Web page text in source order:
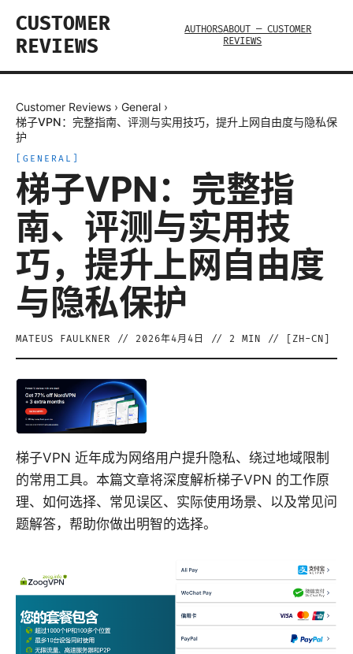
CUSTOMER
REVIEWS
AUTHORSABOUT — CUSTOMER
REVIEWS
Customer Reviews › General ›
梯子VPN：完整指南、评测与实用技巧，提升上网自由度与隐私保
护
GENERAL
梯子VPN：完整指
南、评测与实用技
巧，提升上网自由度
与隐私保护
MATEUS FAULKNER // 2026年4月4日 // 2 MIN // [ ZH-CN
梯子VPN 近年成为网络用户提升隐私、绕过地域限制
的常用工具。本篇文章将深度解析梯子VPN 的工作原
理、如何选择、常见误区、实际使用场景、以及常见问
题解答，帮助你做出明智的选择。